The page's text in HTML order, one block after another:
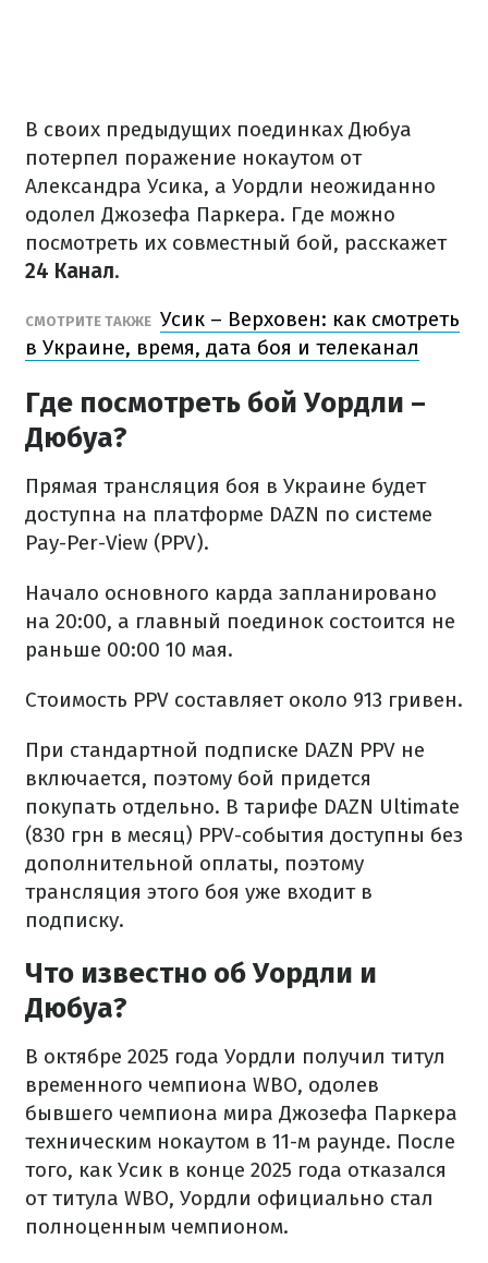
В своих предыдущих поединках Дюбуа
потерпел поражение нокаутом от
Александра Усика, а Уордли неожиданно
одолел Джозефа Паркера. Где можно
посмотреть их совместный бой, расскажет
24 Канал.
СМОТРИТЕ ТАКЖЕ Усик – Верховен: как смотреть
в Украине, время, дата боя и телеканал
Где посмотреть бой Уордли –
Дюбуа?
Прямая трансляция боя в Украине будет
доступна на платформе DAZN по системе
Pay-Per-View (PPV).
Начало основного карда запланировано
на 20:00, а главный поединок состоится не
раньше 00:00 10 мая.
Стоимость PPV составляет около 913 гривен.
При стандартной подписке DAZN PPV не
включается, поэтому бой придется
покупать отдельно. В тарифе DAZN Ultimate
(830 грн в месяц) PPV-события доступны без
дополнительной оплаты, поэтому
трансляция этого боя уже входит в
подписку.
Что известно об Уордли и
Дюбуа?
В октябре 2025 года Уордли получил титул
временного чемпиона WBO, одолев
бывшего чемпиона мира Джозефа Паркера
техническим нокаутом в 11-м раунде. После
того, как Усик в конце 2025 года отказался
от титула WBO, Уордли официально стал
полноценным чемпионом.